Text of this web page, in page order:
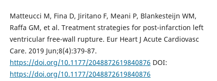
Matteucci M, Fina D, Jiritano F, Meani P, Blankesteijn WM,
Raffa GM, et al. Treatment strategies for post-infarction left
ventricular free-wall rupture. Eur Heart J Acute Cardiovasc
Care. 2019 Jun;8(4):379-87.
https://doi.org/10.1177/2048872619840876 DOI:
https://doi.org/10.1177/2048872619840876